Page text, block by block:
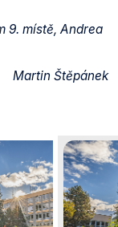
9. místě, Andrea
Martin Štěpánek